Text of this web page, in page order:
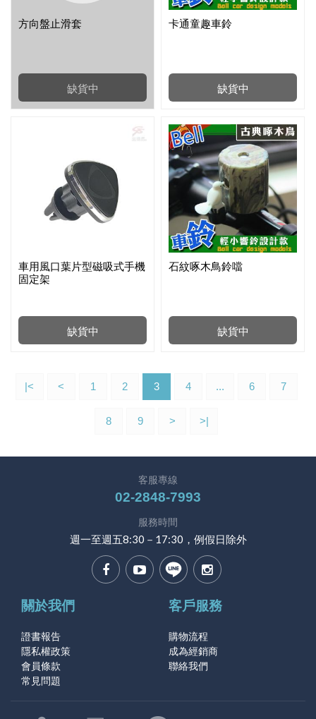
缺貨中
方向盤止滑套
缺貨中
卡通童趣車鈴
缺貨中
車用風口葉片型磁吸式手機
固定架
缺貨中
石紋啄木鳥鈴噹
|< < 1 2 3 4 ... 6 7
8 9 > >|
客服專線
02-2848-7993
服務時間
週一至週五8:30－17:30，例假日除外
關於我們
證書報告
隱私權政策
會員條款
常見問題
客戶服務
購物流程
成為經銷商
聯絡我們